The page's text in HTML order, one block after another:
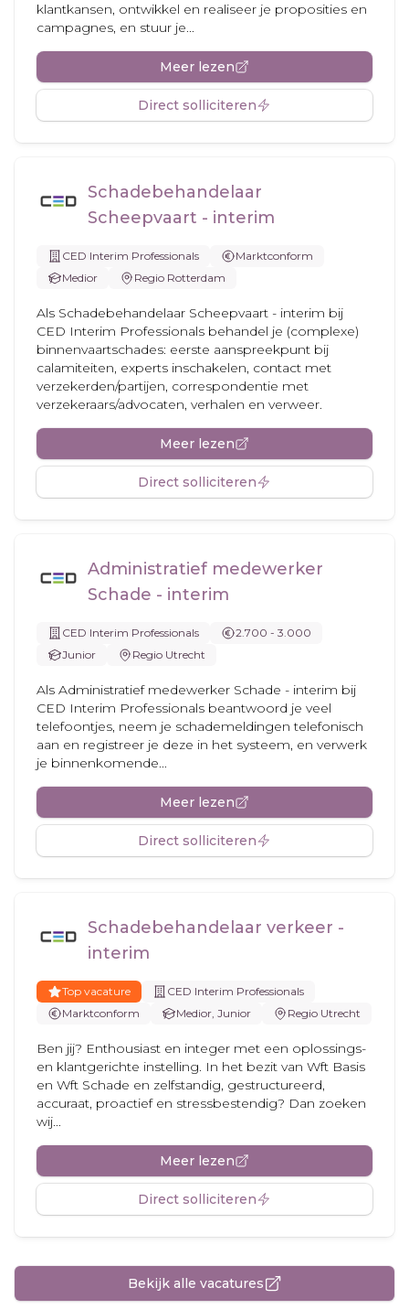
klantkansen, ontwikkel en realiseer je proposities en
campagnes, en stuur je...
Meer lezen
Direct solliciteren
Schadebehandelaar
Scheepvaart - interim
CED Interim Professionals
Marktconform
Medior
Regio Rotterdam
Als Schadebehandelaar Scheepvaart - interim bij
CED Interim Professionals behandel je (complexe)
binnenvaartschades: eerste aanspreekpunt bij
calamiteiten, experts inschakelen, contact met
verzekerden/partijen, correspondentie met
verzekeraars/advocaten, verhalen en verweer.
Meer lezen
Direct solliciteren
Administratief medewerker
Schade - interim
CED Interim Professionals
2.700 - 3.000
Junior
Regio Utrecht
Als Administratief medewerker Schade - interim bij
CED Interim Professionals beantwoord je veel
telefoontjes, neem je schademeldingen telefonisch
aan en registreer je deze in het systeem, en verwerk
je binnenkomende...
Meer lezen
Direct solliciteren
Schadebehandelaar verkeer -
interim
Top vacature
CED Interim Professionals
Marktconform
Medior, Junior Regio Utrecht
Ben jij? Enthousiast en integer met een oplossings-
en klantgerichte instelling. In het bezit van Wft Basis
en Wft Schade en zelfstandig, gestructureerd,
accuraat, proactief en stressbestendig? Dan zoeken
wij...
Meer lezen
Direct solliciteren
Bekijk alle vacatures